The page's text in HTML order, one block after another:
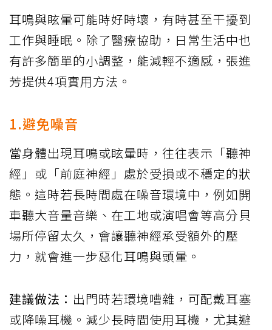
耳鳴與眩暈可能時好時壞，有時甚至干擾到
工作與睡眠。除了醫療協助，日常生活中也
有許多簡單的小調整，能減輕不適感，張進
芳提供4項實用方法。
1.避免噪音
當身體出現耳鳴或眩暈時，往往表示「聽神
經」或「前庭神經」處於受損或不穩定的狀
態。這時若長時間處在噪音環境中，例如開
車聽大音量音樂、在工地或演唱會等高分貝
場所停留太久，會讓聽神經承受額外的壓
力，就會進一步惡化耳鳴與頭暈。
建議做法： 出門時若環境嘈雜，可配戴耳塞
或降噪耳機。減少長時間使用耳機，尤其避